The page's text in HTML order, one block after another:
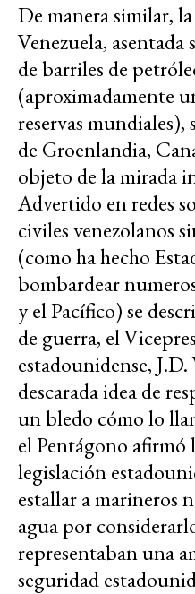
De manera similar,
Venezuela,
de barriles de
(aproximadamente
reservas mundiales),
de Groenlandia,
objeto de la mirada
Advertido en redes
civiles venezolanos
(como ha hecho
bombardear
y el Pacífico) se
de guerra, el
estadounidense,
descarada idea de
un bledo cómo lo
el Pentágono
legislación
estallar a marineros
agua por
representaban una
seguridad